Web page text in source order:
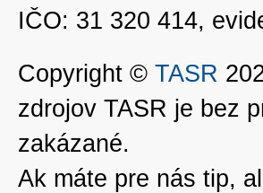
IČO: 31 320 414,
Copyright © TASR
zdrojov TASR je bez
zakázané.
Ak máte pre nás tip,